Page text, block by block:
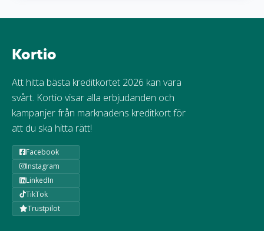
Kortio
Att hitta bästa kreditkortet 2026 kan vara
svårt. Kortio visar alla erbjudanden och
kampanjer från marknadens kreditkort för
att du ska hitta rätt!
Facebook
Instagram
LinkedIn
TikTok
Trustpilot